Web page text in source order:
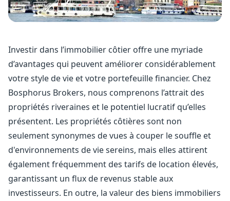
Investir dans l’immobilier côtier offre une myriade
d’avantages qui peuvent améliorer considérablement
votre style de vie et votre portefeuille financier. Chez
Bosphorus Brokers, nous comprenons l’attrait des
propriétés riveraines et le potentiel lucratif qu’elles
présentent. Les propriétés côtières sont non
seulement synonymes de vues à couper le souffle et
d'environnements de vie sereins, mais elles attirent
également fréquemment des tarifs de location élevés,
garantissant un flux de revenus stable aux
investisseurs. En outre, la valeur des biens immobiliers